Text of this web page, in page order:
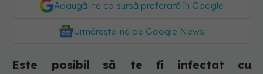
Adaugă-ne ca sursă preferată în Google
Urmărește-ne pe Google News
Este posibil să te fi infectat cu